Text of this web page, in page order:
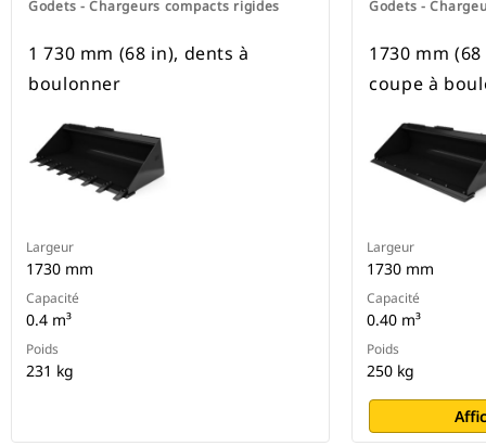
Godets - Chargeurs compacts rigides
1 730 mm (68 in), dents à
boulonner
Largeur
1730 mm
Capacité
0.4 m³
Poids
231 kg
Godets -
1730 mm
coupe à
Largeur
1730 mm
Capacité
0.40 m³
Poids
250 kg